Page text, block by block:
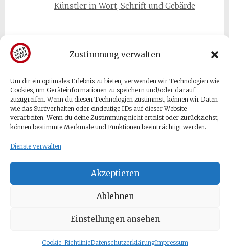
Zustimmung verwalten
Um dir ein optimales Erlebnis zu bieten, verwenden wir Technologien wie
Cookies, um Geräteinformationen zu speichern und/oder darauf
zuzugreifen. Wenn du diesen Technologien zustimmst, können wir Daten
wie das Surfverhalten oder eindeutige IDs auf dieser Website
verarbeiten. Wenn du deine Zustimmung nicht erteilst oder zurückziehst,
können bestimmte Merkmale und Funktionen beeinträchtigt werden.
Dienste verwalten
Akzeptieren
Ablehnen
Einstellungen ansehen
Cookie-RichtlinieDatenschutzerklärungImpressum
Künstler in Wort, Schrift und Gebärde
Gäste & Besucher
Anmelden
Eintrags-Feed
Kommentar-Feed
WordPress.org
Copyright © 2026Tetje Velmede. Alle Rechte vorbehalten.